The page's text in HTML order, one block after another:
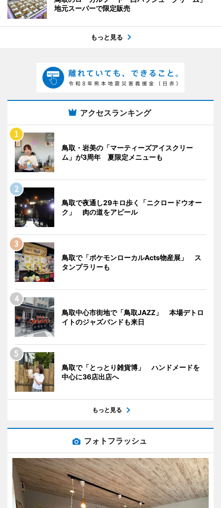
地元スーパーで限定販売
もっと見る
アクセスランキング
鳥取・岩美の「マーティーズアイスクリー
ム」が3周年 夏限定メニューも
鳥取で夜通し29キロ歩く「ニクロードウオー
ク」 肉の道をアピール
鳥取で「ポケモンローカルActs物産展」 ス
タンプラリーも
鳥取中心市街地で「鳥取JAZZ」 本場デトロ
イトのジャズバンドも来日
鳥取で「とっとり雑貨博」 ハンドメードを
中心に36店出店へ
もっと見る
フォトフラッシュ